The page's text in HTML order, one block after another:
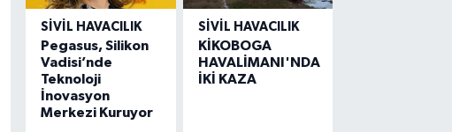
SIVIL HAVACILIK
Pegasus, Silikon
Vadisi’nde
Teknoloji
İnovasyon
Merkezi Kuruyor
SIVIL HAVACILIK
KİKOBOGA
HAVALİMANI'NDA
İKİ KAZA